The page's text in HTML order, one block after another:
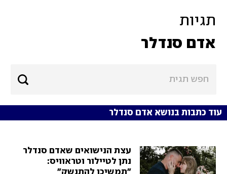
תגיות
אדם סנדלר
עוד כתבות בנושא אדם סנדלר
עצת הנישואים שאדם סנדלר
נתן לטיילור וטראוויס:
"תמשיכו להתנשק"